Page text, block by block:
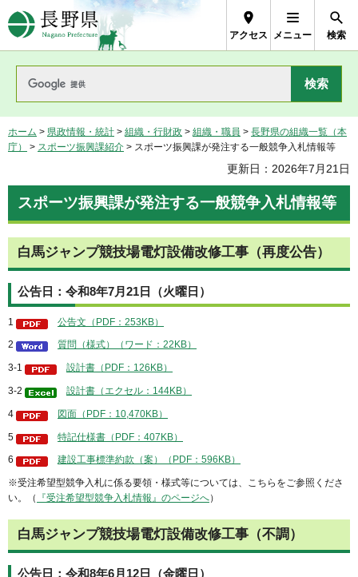
長野県Nagano Prefecture
アクセス メニュー 検索
ホーム > 県政情報・統計 > 組織・行財政 > 組織・職員 > 長野県の組織一覧（本
庁）
> スポーツ振興課紹介 > スポーツ振興課が発注する一般競争入札情報等
更新日：2026年7月21日
スポーツ振興課が発注する一般競争入札情報等
白馬ジャンプ競技場電灯設備改修工事（再度公告）
公告日：令和8年7月21日（火曜日）
1 公告文（PDF：253KB）
2 質問（様式）（ワード：22KB）
3-1 設計書（PDF：126KB）
3-2 設計書（エクセル：144KB）
4 図面（PDF：10,470KB）
5 特記仕様書（PDF：407KB）
6 建設工事標準約款（案）（PDF：596KB）
※受注希望型競争入札に係る要領・様式等については、こちらをご参照くださ
い。（
『受注希望型競争入札情報』のページへ）
白馬ジャンプ競技場電灯設備改修工事（不調）
公告日：令和8年6月12日（金曜日）